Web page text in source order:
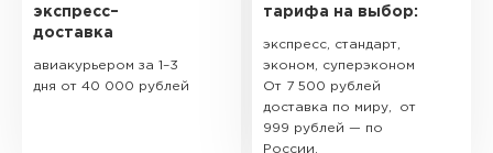
экспресс–
доставка
авиакурьером за 1–3
дня от 40 000 рублей
тарифа на выбор:
экспресс, стандарт,
эконом, суперэконом
От 7 500 рублей
доставка по миру, от
999 рублей — по
России.